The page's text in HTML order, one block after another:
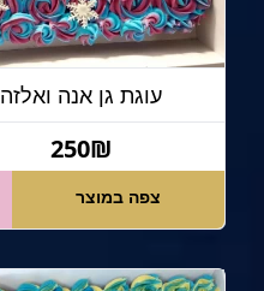
עוגת גן אנה ואלזה
250₪
צפה במוצר